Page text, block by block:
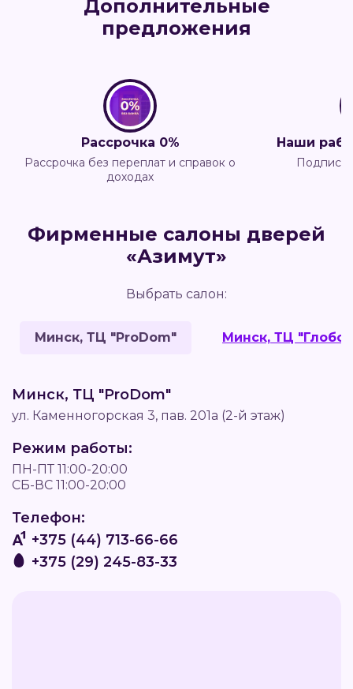
Дополнительные
предложения
Рассрочка 0%
Рассрочка без переплат и справок о
доходах
Наши
Фирменные салоны дверей
«Азимут»
Выбрать салон:
Минск, ТЦ "ProDom" Минск, ТЦ "Глобо"
Минск, ТЦ "ProDom"
ул. Каменногорская 3, пав. 201а (2-й этаж)
Режим работы:
ПН-ПТ 11:00-20:00
СБ-ВС 11:00-20:00
Телефон:
+375 (44) 713-66-66
+375 (29) 245-83-33